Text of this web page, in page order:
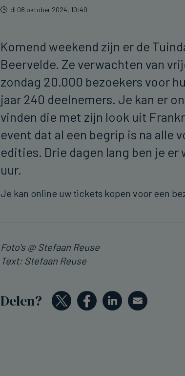
di 08 oktober 2024, 10:40
Komend weekend zijn er de
Beervelde. Ze verwachten van
zondag 20.000 bezoekers voor
jaar 240 deelnemers. Je kan er
vinden die met zijn look uit
event dat al een begrip is na alle
edities. Drie dagen lang ben je er
uur.
Je kan online uw tickets kopen voor een
Foto's @ Stefaan Reuse
Text: Stefaan Reuse
Delen?